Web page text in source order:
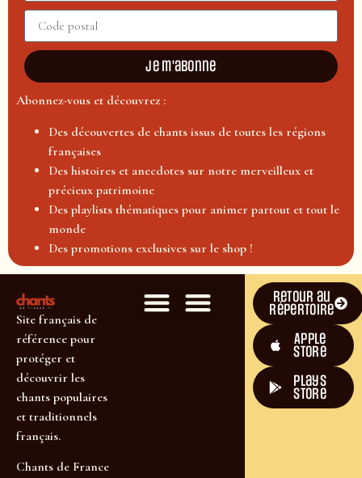
Je m'abonne
Abonnez-vous et découvrez :
Des découvertes de chants issus de toutes les régions
françaises
Des histoires et anecdotes sur notre merveilleux et
précieux patrimoine
Des playlists thématiques pour animer partout et tout le
monde
Des promotions exclusives sur le shop !
Site français de
référence pour
protéger et
découvrir les
chants populaires
et traditionnels
français.
Chants de France
Retour au
répertoire
Apple
Store
plays
store